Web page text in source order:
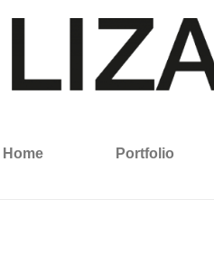
Home Portfolio